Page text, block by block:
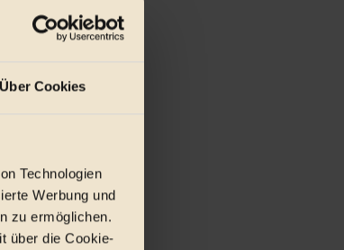
Über Cookies
Technologien
Werbung und
zu ermöglichen.
über die Cookie-